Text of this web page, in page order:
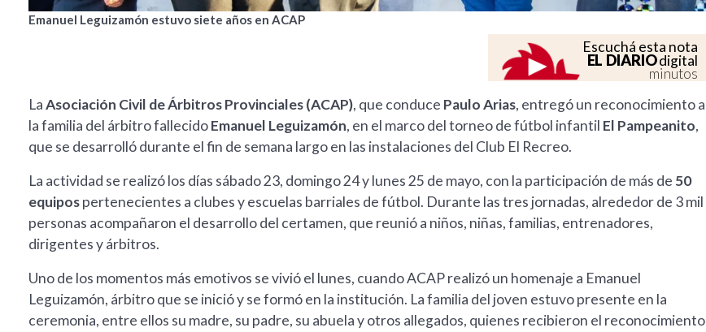
Emanuel Leguizamón estuvo siete años en ACAP
Escuchá esta nota
EL DIARIOdigital
minutos
LaAsociación Civil de Árbitros Provinciales (ACAP), que conduce Paulo Arias, entregó un reconocimiento a
la familia del árbitro fallecidoEmanuel Leguizamón, en el marco del torneo de fútbol infantil El Pampeanito,
que se desarrolló durante el fin de semana largo en las instalaciones del Club El Recreo.
La actividad se realizó los días sábado 23, domingo 24 y lunes 25 de mayo, con la participación de más de 50
equipospertenecientes a clubes y escuelas barriales de fútbol. Durante las tres jornadas, alrededor de 3 mil
personas acompañaron el desarrollo del certamen, que reunió a niños, niñas, familias, entrenadores,
dirigentes y árbitros.
Uno de los momentos más emotivos se vivió el lunes, cuando ACAP realizó un homenaje a Emanuel
Leguizamón, árbitro que se inició y se formó en la institución. La familia del joven estuvo presente en la
ceremonia, entre ellos su madre, su padre, su abuela y otros allegados, quienes recibieron el reconocimiento